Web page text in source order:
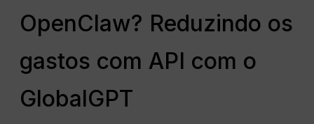
OpenClaw? Reduzindo os
gastos com API com o
GlobalGPT